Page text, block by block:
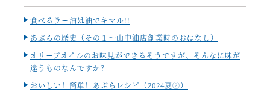
食べるラー油は油でキマル!!
あぶらの歴史（その１～山中油店創業時のおはなし）
オリーブオイルのお味見ができるそうですが、そんなに味が
違うものなんですか？
おいしい！簡単！あぶらレシピ（2024夏②）